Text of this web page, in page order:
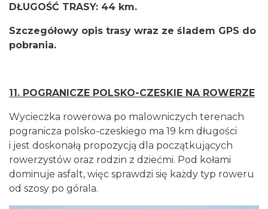
DŁUGOŚĆ TRASY: 44 km.
Szczegółowy opis trasy wraz ze śladem GPS do
pobrania.
11. POGRANICZE POLSKO-CZESKIE NA ROWERZE
Wycieczka rowerowa po malowniczych terenach
pogranicza polsko-czeskiego ma 19 km długości
i jest doskonałą propozycją dla początkujących
rowerzystów oraz rodzin z dziećmi. Pod kołami
dominuje asfalt, więc sprawdzi się każdy typ roweru
od szosy po górala.